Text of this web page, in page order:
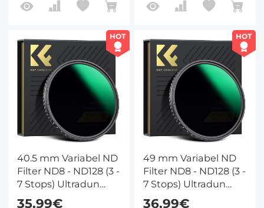
HOT
40.5 mm Variabel ND
Filter ND8 - ND128 (3 -
7 Stops) Ultradun
Variabel Gradiënt
35,99€
HOT
49 mm Variabel ND
Filter ND8 - ND128 (3 -
7 Stops) Ultradun
Variabel Gradiënt
36,99€